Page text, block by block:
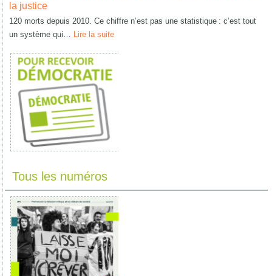
la justice
120 morts depuis 2010. Ce chiffre n’est pas une statistique : c’est tout
un système qui… Lire la suite
Tous les numéros